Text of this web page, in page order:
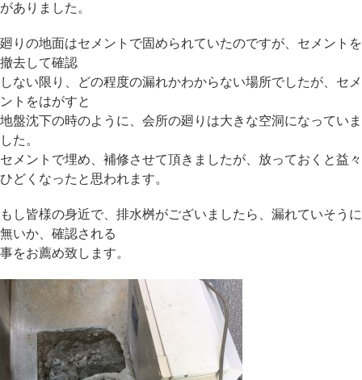
の
き
解
撤
新
施
がありました。
廻りの地面はセメントで固められていたのですが、セメントを
撤去して確認
しない限り、どの程度の漏れかわからない場所でしたが、セメ
ントをはがすと
地盤沈下の時のように、会所の廻りは大きな空洞になっていま
した。
セメントで埋め、補修させて頂きましたが、放っておくと益々
ひどくなったと思われます。
もし皆様の身近で、排水桝がございましたら、漏れていそうに
無いか、確認される
事をお薦め致します。